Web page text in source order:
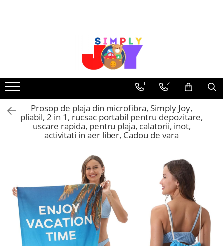
Frumusete, bijuterii, accesorii
fetite
Jucarii educative, interactive
Puzzle si seturi de construit
Stickere, Abtibilduri, Autocolante
Sosete dama
1 2
Prosop de plaja din microfibra, Simply Joy,
pliabil, 2 in 1, rucsac portabil pentru depozitare,
uscare rapida, pentru plaja, calatorii, inot,
activitati in aer liber, Cadou de vara